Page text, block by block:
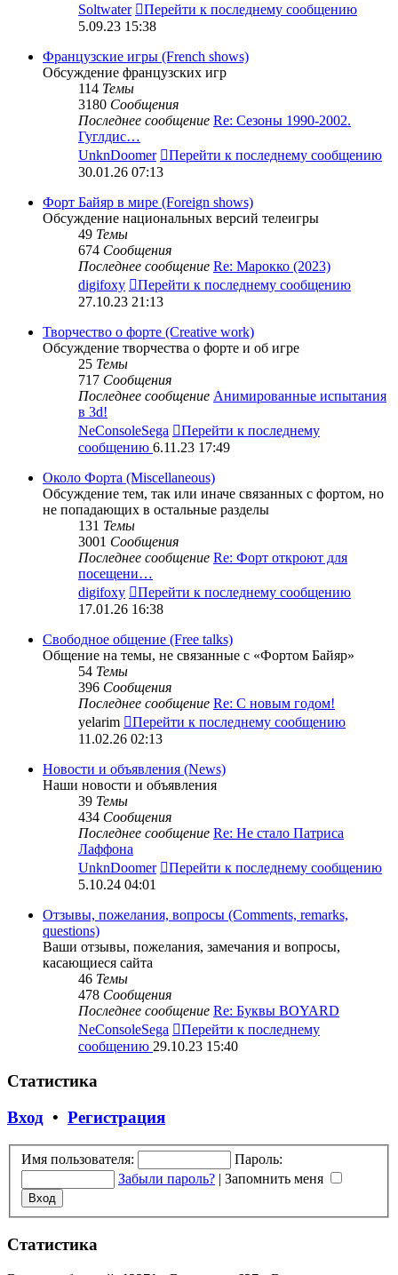
Soltwater
Перейти к последнему сообщению
5.09.23 15:38
Французские игры (French shows)
Обсуждение французских игр
114 Темы
3180 Сообщения
Последнее сообщение Re: Сезоны 1990-2002.
Гуглдис…
UnknDoomer
Перейти к последнему сообщению
30.01.26 07:13
Форт Байяр в мире (Foreign shows)
Обсуждение национальных версий телеигры
49 Темы
674 Сообщения
Последнее сообщение Re: Марокко (2023)
digifoxy
Перейти к последнему сообщению
27.10.23 21:13
Творчество о форте (Creative work)
Обсуждение творчества о форте и об игре
25 Темы
717 Сообщения
Последнее сообщение Анимированные испытания
в 3d!
NeConsoleSega
Перейти к последнему
сообщению 6.11.23 17:49
Около Форта (Miscellaneous)
Обсуждение тем, так или иначе связанных с фортом, но
не попадающих в остальные разделы
131 Темы
3001 Сообщения
Последнее сообщение Re: Форт откроют для
посещени…
digifoxy
Перейти к последнему сообщению
17.01.26 16:38
Свободное общение (Free talks)
Общение на темы, не связанные с «Фортом Байяр»
54 Темы
396 Сообщения
Последнее сообщение Re: С новым годом!
yelarim
Перейти к последнему сообщению
11.02.26 02:13
Новости и объявления (News)
Наши новости и объявления
39 Темы
434 Сообщения
Последнее сообщение Re: Не стало Патриса
Лаффона
UnknDoomer
Перейти к последнему сообщению
5.10.24 04:01
Отзывы, пожелания, вопросы (Comments, remarks,
questions)
Ваши отзывы, пожелания, замечания и вопросы,
касающиеся сайта
46 Темы
478 Сообщения
Последнее сообщение Re: Буквы BOYARD
NeConsoleSega
Перейти к последнему
сообщению 29.10.23 15:40
Статистика
Вход • Регистрация
Имя пользователя:
Пароль:
Забыли пароль? | Запомнить меня
Статистика